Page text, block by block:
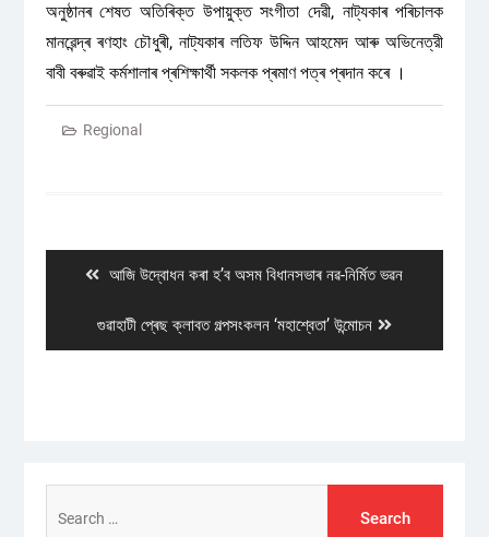
অনুষ্ঠানৰ শেষত অতিৰিক্ত উপায়ুক্ত সংগীতা দেৱী, নাট্যকাৰ পৰিচালক
মানৱেন্দ্ৰ ৰণহাং চৌধুৰী, নাট্যকাৰ লতিফ উদ্দিন আহমেদ আৰু অভিনেত্রী
বাবী বৰুৱাই কৰ্মশালাৰ প্ৰশিক্ষাৰ্থী সকলক প্ৰমাণ পত্ৰ প্ৰদান কৰে ।
Regional
Previous
আজি উদ্বোধন কৰা হ’ব অসম বিধানসভাৰ নৱ-নিৰ্মিত ভৱন
Next
post:
গুৱাহাটী প্ৰেছ ক্লাবত গল্পসংকলন ‘মহাশ্বেতা’ উন্মোচন
for: